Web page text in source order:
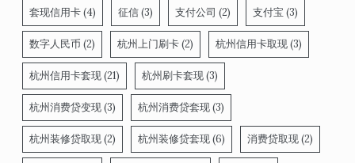
套现信用卡(4) 征信(3) 支付公司 (2) 支付宝(3)
数字人民币 (2) 杭州上门刷卡(2) 杭州信用卡取现(3)
杭州信用卡套现(21) 杭州刷卡套现(3)
杭州消费贷变现(3) 杭州消费贷套现(3)
杭州装修贷取现(2) 杭州装修贷套现(6) 消费贷取现(2)